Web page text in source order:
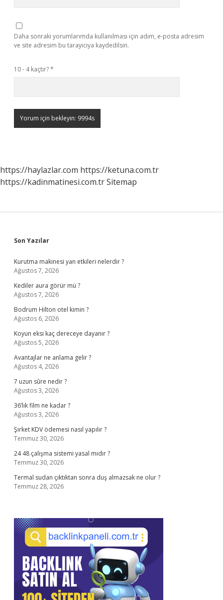
Daha sonraki yorumlarımda kullanılması için adım, e-posta adresim
ve site adresim bu tarayıcıya kaydedilsin.
10 - 4 kaçtır?*
https://haylazlar.com https://ketuna.com.tr
https://kadinmatinesi.com.trSitemap
Sidebar
Son Yazılar
Kurutma makinesi yan etkileri nelerdir ?
Ağustos 7, 2026
Kediler aura görür mü ?
Ağustos 7, 2026
Bodrum Hilton otel kimin ?
Ağustos 6, 2026
Koyun eksi kaç dereceye dayanır ?
Ağustos 5, 2026
Avantajlar ne anlama gelir ?
Ağustos 4, 2026
7 uzun sûre nedir ?
Ağustos 3, 2026
36’lık film ne kadar ?
Ağustos 3, 2026
Şirket KDV ödemesi nasıl yapılır ?
Temmuz 30, 2026
24 48 çalışma sistemi yasal mıdır ?
Temmuz 30, 2026
Termal sudan çıktıktan sonra duş almazsak ne olur ?
Temmuz 28, 2026